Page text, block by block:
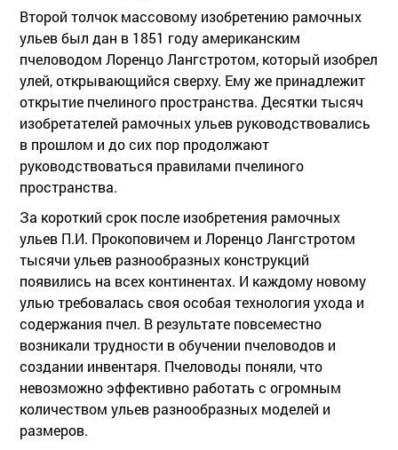
Второй толчок массовому изобретению рамочных
ульев был дан в 1851 году американским
пчеловодом Лоренцо Лангстротом, который изобрел
улей, открывающийся сверху. Ему же принадлежит
открытие пчелиного пространства. Десятки тысяч
изобретателей рамочных ульев руководствовались
в прошлом и до сих пор продолжают
руководствоваться правилами пчелиного
пространства.
За короткий срок после изобретения рамочных
ульев П.И. Прокоповичем и Лоренцо Лангстротом
тысячи ульев разнообразных конструкций
появились на всех континентах. И каждому новому
улью требовалась своя особая технология ухода и
содержания пчел. В результате повсеместно
возникали трудности в обучении пчеловодов и
создании инвентаря. Пчеловоды поняли, что
невозможно эффективно работать с огромным
количеством ульев разнообразных моделей и
размеров.